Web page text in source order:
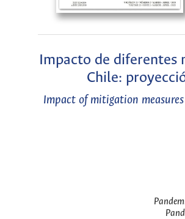
Impacto de diferentes
Chile:
Impact of mitigation